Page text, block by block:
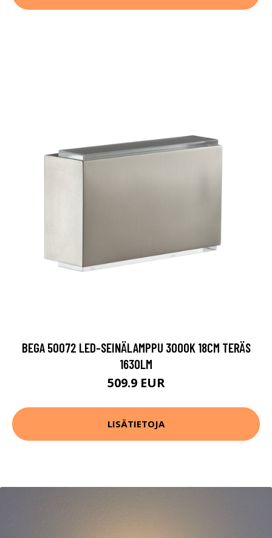
BEGA 50072 LED-SEINÄLAMPPU 3000K 18CM TERÄS
1630LM
509.9 EUR
LISÄTIETOJA